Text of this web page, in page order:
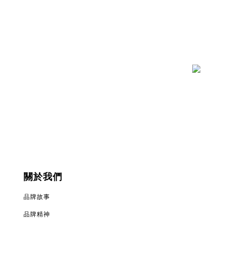
關於我們
品牌故事
品牌精神